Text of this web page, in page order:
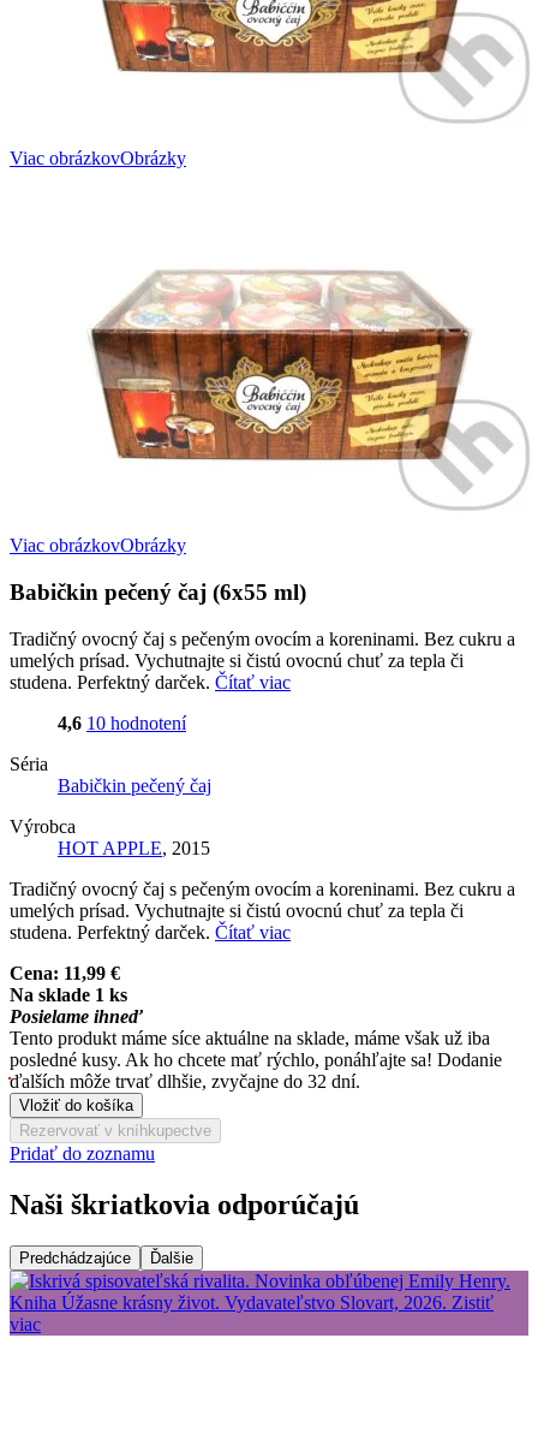
Viac obrázkovObrázky
Viac obrázkovObrázky
Babičkin pečený čaj (6x55 ml)
Tradičný ovocný čaj s pečeným ovocím a koreninami. Bez cukru a
umelých prísad. Vychutnajte si čistú ovocnú chuť za tepla či
studena. Perfektný darček. Čítať viac
4,6 10 hodnotení
Séria
Babičkin pečený čaj
Výrobca
HOT APPLE, 2015
Tradičný ovocný čaj s pečeným ovocím a koreninami. Bez cukru a
umelých prísad. Vychutnajte si čistú ovocnú chuť za tepla či
studena. Perfektný darček. Čítať viac
Cena: 11,99 €
Na sklade 1 ks
Posielame ihneď
Tento produkt máme síce aktuálne na sklade, máme však už iba
posledné kusy. Ak ho chcete mať rýchlo, ponáhľajte sa! Dodanie
ďalších môže trvať dlhšie, zvyčajne do 32 dní.
Vložiť do košíka
Rezervovať v kníhkupectve
Pridať do zoznamu
Naši škriatkovia odporúčajú
Predchádzajúce Ďalšie